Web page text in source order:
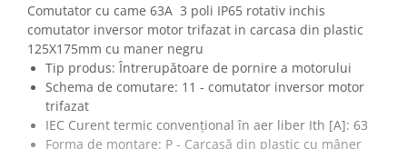
Comutator cu came 63A 3 poli IP65 rotativ inchis
comutator inversor motor trifazat in carcasa din plastic
125X175mm cu maner negru
Tip produs: Întrerupătoare de pornire a motorului
Schema de comutare: 11 - comutator inversor motor
trifazat
IEC Curent termic convențional în aer liber Ith [A]: 63
Forma de montare: P - Carcasă din plastic cu mâner